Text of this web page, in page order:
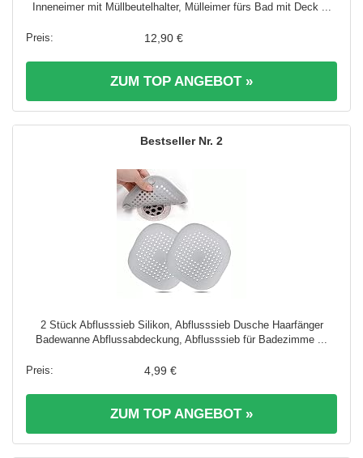
Inneneimer mit Müllbeutelhalter, Mülleimer fürs Bad mit Deck ...
12,90 €
ZUM TOP ANGEBOT »
2
2 Stück Abflusssieb Silikon, Abflusssieb Dusche Haarfänger
Badewanne Abflussabdeckung, Abflusssieb für Badezimme ...
4,99 €
ZUM TOP ANGEBOT »